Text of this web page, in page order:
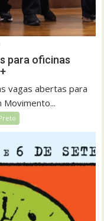
para oficinas
vagas abertas para